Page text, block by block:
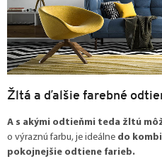
Žltá a ďalšie farebné
A s akými odtieňmi teda žltú
o výraznú farbu, je ideálne do
pokojnejšie odtiene farieb.